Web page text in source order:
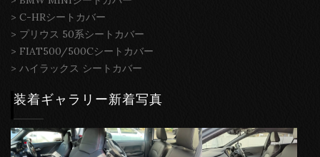
> C-HRシートカバー
> プリウス 50系シートカバー
> FIAT500/500Cシートカバー
> ハイラックス シートカバー
装着ギャラリー新着写真